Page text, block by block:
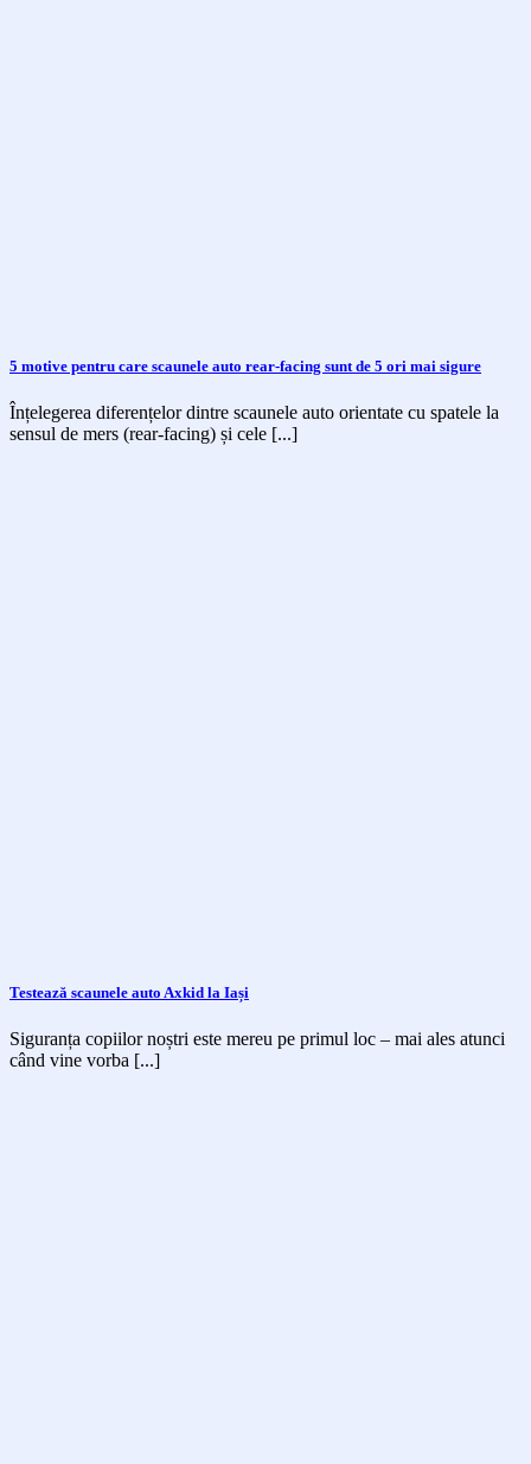
5 motive pentru care scaunele auto rear-facing sunt de 5 ori mai sigure
Înțelegerea diferențelor dintre scaunele auto orientate cu spatele la
sensul de mers (rear-facing) și cele [...]
Testează scaunele auto Axkid la Iași
Siguranța copiilor noștri este mereu pe primul loc – mai ales atunci
când vine vorba [...]